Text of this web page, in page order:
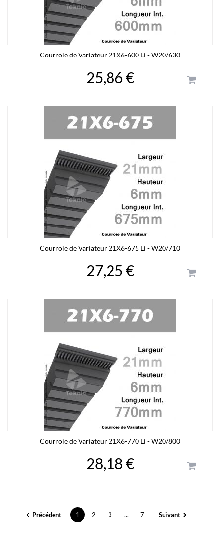
Courroie de Variateur 21X6-600 Li - W20/630
25,86 €
Courroie de Variateur 21X6-675 Li - W20/710
27,25 €
Courroie de Variateur 21X6-770 Li - W20/800
28,18 €
Précédent 1 2 3 ... 7 Suivant